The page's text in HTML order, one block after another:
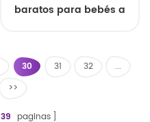
baratos para bebés a
30 31 32
...
>>
39 paginas